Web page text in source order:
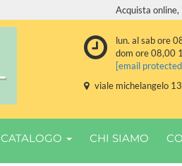
Acquista
lun. al sab ore
dom ore 08,00
[email
viale michelangelo
CATALOGO CHI SIAMO